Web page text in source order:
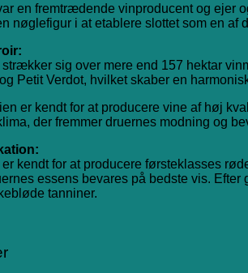
en fremtrædende vinproducent og ejer
nøglefigur i at etablere slottet som en af
sig over mere end 157 hektar
Petit Verdot, hvilket skaber en
er kendt for at producere vine af høj
der fremmer druernes modning og
kendt for at producere førsteklasses
essens bevares på bedste vis.
tanniner.